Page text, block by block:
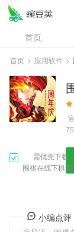
首页
资讯
问答
首页 > 应用软件 >
需优先下载
围棋在线下棋安
小编点评